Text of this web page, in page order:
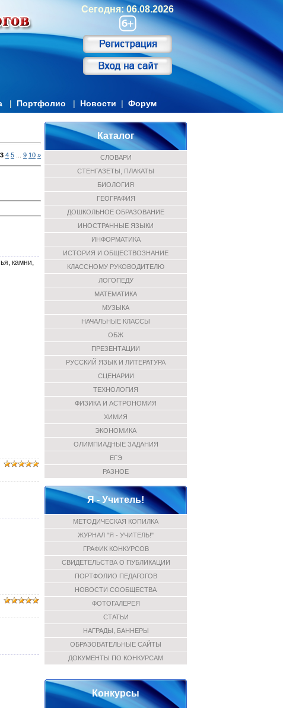
Сегодня: 06.08.2026
| Портфолио | Новости | Форум
3 4 5 9 10 »
камни,
Каталог
СЛОВАРИ
СТЕНГАЗЕТЫ, ПЛАКАТЫ
БИОЛОГИЯ
ГЕОГРАФИЯ
ДОШКОЛЬНОЕ ОБРАЗОВАНИЕ
ИНОСТРАННЫЕ ЯЗЫКИ
ИНФОРМАТИКА
ИСТОРИЯ И ОБЩЕСТВОЗНАНИЕ
КЛАССНОМУ РУКОВОДИТЕЛЮ
ЛОГОПЕДУ
МАТЕМАТИКА
МУЗЫКА
НАЧАЛЬНЫЕ КЛАССЫ
ОБЖ
ПРЕЗЕНТАЦИИ
РУССКИЙ ЯЗЫК И ЛИТЕРАТУРА
СЦЕНАРИИ
ТЕХНОЛОГИЯ
ФИЗИКА И АСТРОНОМИЯ
ХИМИЯ
ЭКОНОМИКА
ОЛИМПИАДНЫЕ ЗАДАНИЯ
ЕГЭ
РАЗНОЕ
Я - Учитель!
МЕТОДИЧЕСКАЯ КОПИЛКА
ЖУРНАЛ "Я - УЧИТЕЛЬ!"
ГРАФИК КОНКУРСОВ
СВИДЕТЕЛЬСТВА О ПУБЛИКАЦИИ
ПОРТФОЛИО ПЕДАГОГОВ
НОВОСТИ СООБЩЕСТВА
ФОТОГАЛЕРЕЯ
СТАТЬИ
НАГРАДЫ, БАННЕРЫ
ОБРАЗОВАТЕЛЬНЫЕ САЙТЫ
ДОКУМЕНТЫ ПО КОНКУРСАМ
Конкурсы